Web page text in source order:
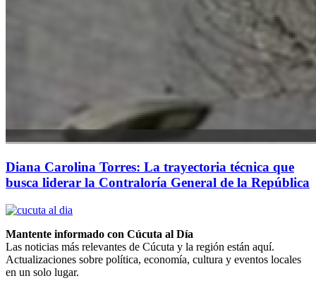
Diana Carolina Torres: La trayectoria técnica que
busca liderar la Contraloría General de la República
Mantente informado con Cúcuta al Día
Las noticias más relevantes de Cúcuta y la región están aquí.
Actualizaciones sobre política, economía, cultura y eventos locales
en un solo lugar.